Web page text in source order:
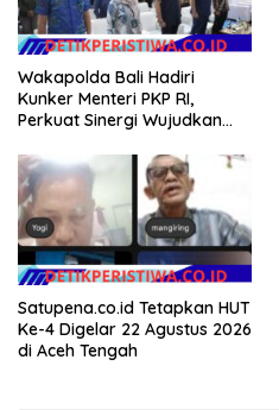
Wakapolda Bali Hadiri
Kunker Menteri PKP RI,
Perkuat Sinergi Wujudkan
Masyarakat
Satupena.co.id Tetapkan HUT
Ke-4 Digelar 22 Agustus 2026
di Aceh Tengah